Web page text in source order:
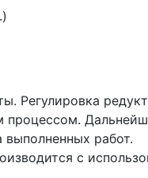
Регулировка
процессом.
выполненных работ.
с